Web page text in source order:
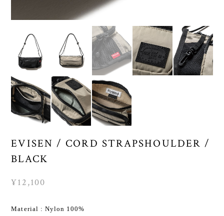
EVISEN / CORD STRAPSHOULDER /
BLACK
¥12,100
Material : Nylon 100%